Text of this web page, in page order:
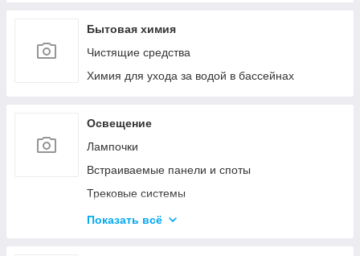
Кулеры для воды
Проточные водонагреватели
Бытовая химия
Чистящие средства
Химия для ухода за водой в бассейнах
Освещение
Лампочки
Встраиваемые панели и споты
Трековые системы
Светодиодные линейные светильники
Показать всё